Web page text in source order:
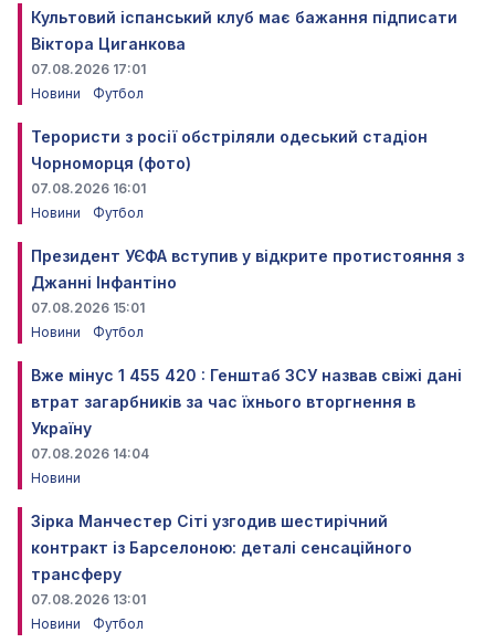
Культовий іспанський клуб має бажання підписати
Віктора Циганкова
07.08.2026 17:01
Новини
Футбол
Терористи з росії обстріляли одеський стадіон
Чорноморця (фото)
07.08.2026 16:01
Новини
Футбол
Президент УЄФА вступив у відкрите протистояння з
Джанні Інфантіно
07.08.2026 15:01
Новини
Футбол
Вже мінус 1 455 420 : Генштаб ЗСУ назвав свіжі дані
втрат загарбників за час їхнього вторгнення в
Україну
07.08.2026 14:04
Новини
Зірка Манчестер Сіті узгодив шестирічний
контракт із Барселоною: деталі сенсаційного
трансферу
07.08.2026 13:01
Новини
Футбол